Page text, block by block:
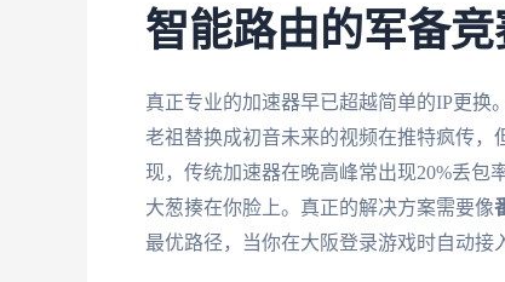
智能路由的军备竞
真正专业的加速器早已超越简单的IP更换
老祖替换成初音未来的视频在推特疯传
现，传统加速器在晚高峰常出现20%丢
大葱揍在你脸上。真正的解决方案需要像
最优路径，当你在大阪登录游戏时自动接